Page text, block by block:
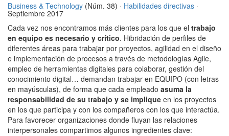
Business & Technology (Núm. 38) · Habilidades directivas ·
Septiembre 2017
Cada vez nos encontramos más clientes para los que el trabajo
en equipo es necesario y crítico. Hibridación de perfiles de
diferentes áreas para trabajar por proyectos, agilidad en el diseño
e implementación de procesos a través de metodologías Agile,
empleo de herramientas digitales para colaborar, gestión del
conocimiento digital… demandan trabajar en EQUIPO (con letras
en mayúsculas), de forma que cada empleado asuma la
responsabilidad de su trabajo y se implique en los proyectos
en los que participa y con los compañeros con los que interactúa.
Para favorecer organizaciones donde fluyan las relaciones
interpersonales compartimos algunos ingredientes clave: